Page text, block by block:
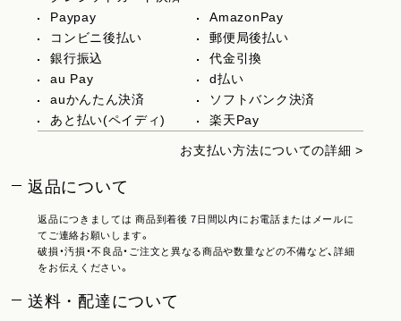
Paypay
AmazonPay
コンビニ後払い
郵便局後払い
銀行振込
代金引換
au Pay
d払い
auかんたん決済
ソフトバンク決済
あと払い(ペイディ)
楽天Pay
お支払い方法についての詳細 >
返品について
返品につきましては 商品到着後 7日間以内にお電話またはメールに
てご連絡お願いします。
破損・汚損・不良品・ご注文と異なる商品や数量などの不備など、詳細
をお伝えください。
送料・配達について